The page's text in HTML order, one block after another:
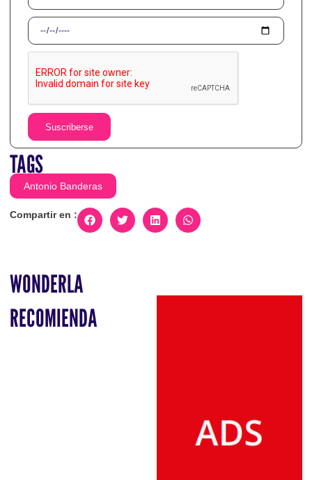
Suscriberse
TAGS
Antonio Banderas
Compartir en :
WONDERLA
RECOMIENDA